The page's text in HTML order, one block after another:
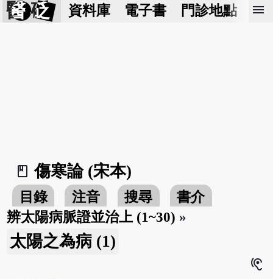
醫 砭 資料庫 電子書 門診地點 預
menu
book_2
傷寒論 (宋本)
目錄 注音 搜尋
書介
辨太陽病脈證並治上 (1~30) »
太陽之為病 (1)
hearing